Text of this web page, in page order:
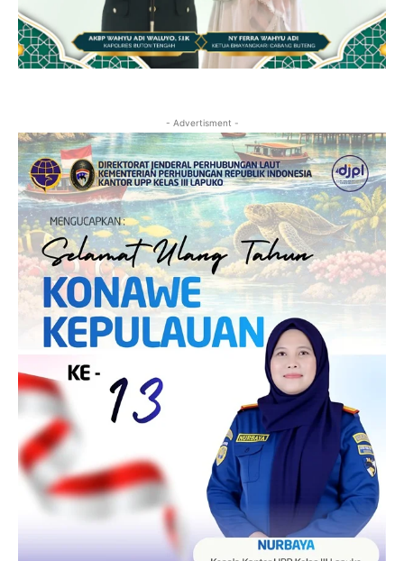
- Advertisment -